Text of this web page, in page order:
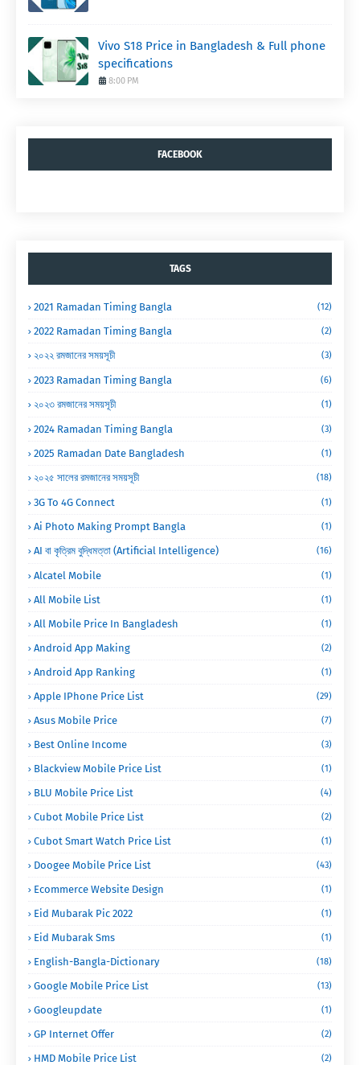
Vivo S18 Price in Bangladesh & Full phone
specifications
8:00 PM
FACEBOOK
TAGS
2021 Ramadan Timing Bangla (12)
2022 Ramadan Timing Bangla (2)
২০২২ রমজানের সময়সূচী (3)
2023 Ramadan Timing Bangla (6)
২০২৩ রমজানের সময়সূচী (1)
2024 Ramadan Timing Bangla (3)
2025 Ramadan Date Bangladesh (1)
২০২৫ সালের রমজানের সময়সূচী (18)
3G To 4G Connect (1)
Ai Photo Making Prompt Bangla (1)
AI বা কৃত্রিম বুদ্ধিমত্তা (Artificial Intelligence) (16)
Alcatel Mobile (1)
All Mobile List (1)
All Mobile Price In Bangladesh (1)
Android App Making (2)
Android App Ranking (1)
Apple IPhone Price List (29)
Asus Mobile Price (7)
Best Online Income (3)
Blackview Mobile Price List (1)
BLU Mobile Price List (4)
Cubot Mobile Price List (2)
Cubot Smart Watch Price List (1)
Doogee Mobile Price List (43)
Ecommerce Website Design (1)
Eid Mubarak Pic 2022 (1)
Eid Mubarak Sms (1)
English-Bangla-Dictionary (18)
Google Mobile Price List (13)
Googleupdate (1)
GP Internet Offer (2)
HMD Mobile Price List (2)